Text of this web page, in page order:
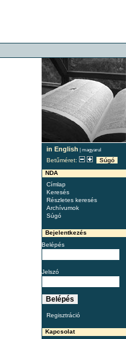
in English | magyarul
Betűméret:
Súgó
NDA
Címlap
Keresés
Részletes keresés
Archívumok
Súgó
Bejelentkezés
Belépés
Jelszó
Regisztráció
Kapcsolat